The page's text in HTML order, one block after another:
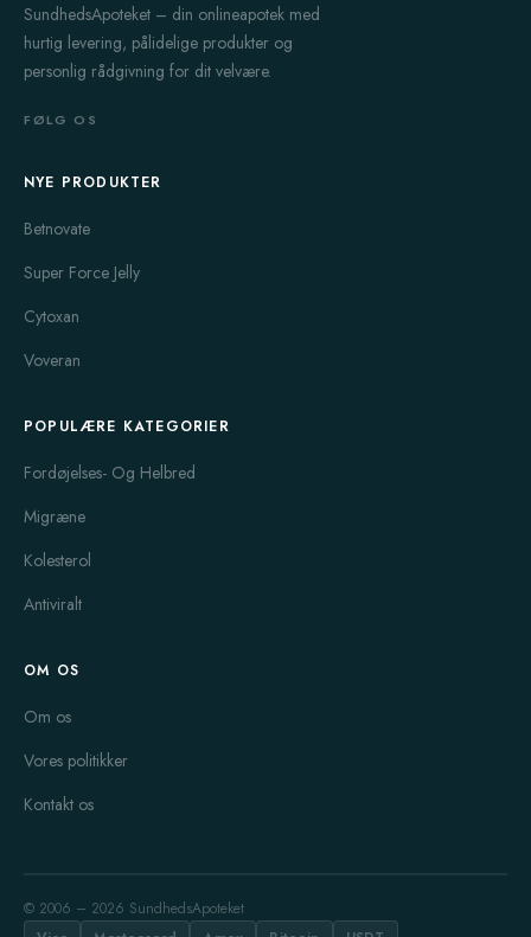
SundhedsApoteket – din onlineapotek med
hurtig levering, pålidelige produkter og
personlig rådgivning for dit velvære.
FØLG OS
NYE PRODUKTER
Betnovate
Super Force Jelly
Cytoxan
Voveran
POPULÆRE KATEGORIER
Fordøjelses- Og Helbred
Migræne
Kolesterol
Antiviralt
OM OS
Om os
Vores politikker
Kontakt os
© 2006 – 2026 SundhedsApoteket